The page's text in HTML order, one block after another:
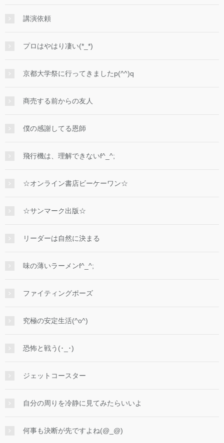
講演依頼
プロはやはり凄い(*_*)
京都大学祭に行ってきましたp(^^)q
商売する前からの友人
僕の感謝してる恩師
飛行機は、理解できないf^_^;
☆オンライン書店ビーケーワン☆
☆サンマーク出版☆
リーダーは自然に決まる
味の薄いラーメンf^_^;
ファイティングポーズ
究極の安定生活(^o^)
恐怖と戦う(･_･)
ジェットコースター
自分の周りを冷静に見てみたらいいよ
何事も決断が先ですよね(@_@)